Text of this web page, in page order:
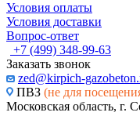
Условия оплаты
Условия доставки
Вопрос-ответ
+7 (499) 348-99-63
Заказать звонок
zed@kirpich-
ПВЗ (не для
Московская область, г.